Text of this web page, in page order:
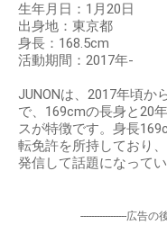
生年月日：1月20日
出身地：東京都
身長：168.5cm
活動期間：2017年-
JUNONは、2017年頃か
で、169cmの長身と20
スが特徴です。身長
転免許を所持しており
発信して話題になってい
-----------------広告